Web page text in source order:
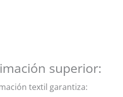
superior:
textil garantiza: